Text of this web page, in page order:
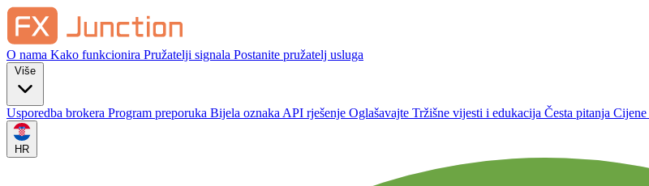
O nama Kako funkcionira Pružatelji signala Postanite pružatelj usluga
Usporedba brokera Program preporuka Bijela oznaka API rješenje Oglašavajte Tržišne vijesti i edukacija Česta pitanja Cijene
HR